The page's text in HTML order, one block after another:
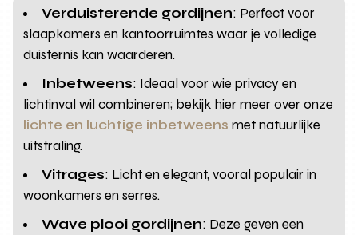
Verduisterende gordijnen: Perfect voor
slaapkamers en kantoorruimtes waar je volledige
duisternis kan waarderen.
Inbetweens: Ideaal voor wie privacy en
lichtinval wil combineren; bekijk hier meer over onze
lichte en luchtige inbetweens met natuurlijke
uitstraling.
Vitrages: Licht en elegant, vooral populair in
woonkamers en serres.
Wave plooi gordijnen: Deze geven een